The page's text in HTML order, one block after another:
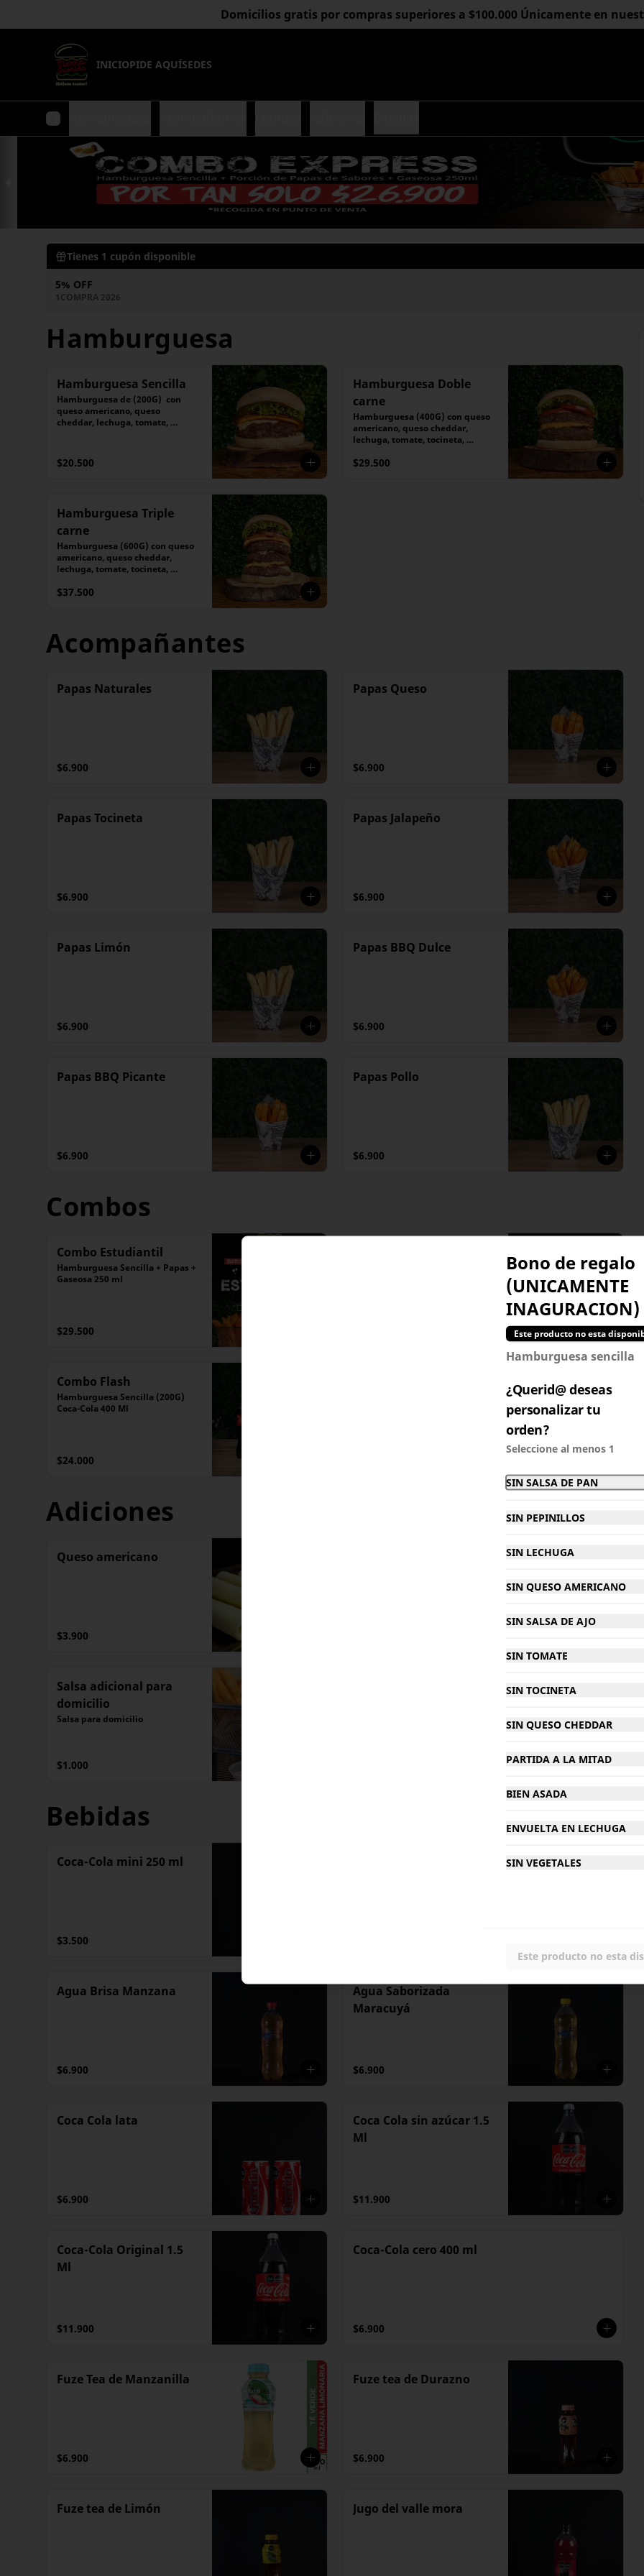
Domicilios gratis por compras superiores a $100.000 Únicamente en
INICIOPIDE AQUÍSEDES
Tienes 1 cupón disponible
5% OFF
1COMPRA 2026
Hamburguesa
Hamburguesa Sencilla
Hamburguesa de (200G)  con
queso americano, queso
cheddar, lechuga, tomate,
$20.500
Hamburguesa Doble
carne
Hamburguesa (400G) con queso
americano, queso cheddar,
lechuga, tomate, tocineta,
$29.500
Hamburguesa Triple
carne
Hamburguesa (600G) con queso
americano, queso cheddar,
lechuga, tomate, tocineta,
$37.500
Acompañantes
Papas Naturales
$6.900
Papas Queso
$6.900
Papas Tocineta
$6.900
Papas Jalapeño
$6.900
Papas Limón
$6.900
Papas BBQ Dulce
$6.900
Papas BBQ Picante
$6.900
Papas Pollo
$6.900
Combos
Combo Estudiantil
Hamburguesa Sencilla + Papas +
Gaseosa 250 ml
$29.500
Combo Flash
Hamburguesa Sencilla (200G)
Coca-Cola 400 Ml
$24.000
Adiciones
Queso americano
$3.900
Salsa adicional para
domicilio
Salsa para domicilio
$1.000
Bebidas
Coca-Cola mini 250 ml
$3.500
Agua Brisa Manzana
$6.900
Agua Saborizada
Maracuyá
$6.900
Coca Cola lata
$6.900
Coca Cola sin azúcar 1.5
Ml
$11.900
Coca-Cola Original 1.5
Ml
$11.900
Coca-Cola cero 400 ml
$6.900
Fuze Tea de Manzanilla
$6.900
Fuze tea de Durazno
$6.900
Fuze tea de Limón Jugo del valle mora
Bono de regalo
(UNICAMENTE
INAGURACION)
Este producto no esta
Hamburguesa sencilla
¿Querid@ deseas
personalizar tu
orden?
Seleccione al menos 1
SIN SALSA DE PAN
SIN PEPINILLOS
SIN LECHUGA
SIN QUESO AMERICANO
SIN SALSA DE AJO
SIN TOMATE
SIN TOCINETA
SIN QUESO CHEDDAR
PARTIDA A LA MITAD
BIEN ASADA
ENVUELTA EN LECHUGA
SIN VEGETALES
Este producto no esta